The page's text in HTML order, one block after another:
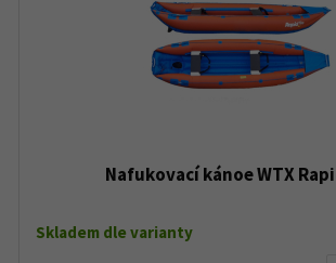
Nafukovací kánoe WTX
Skladem dle varianty